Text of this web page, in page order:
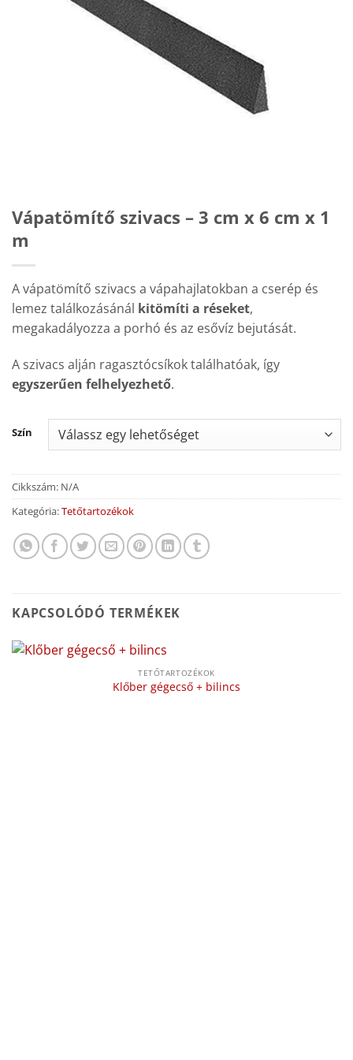
Vápatömítő szivacs – 3 cm x 6 cm x 1
m
A vápatömítő szivacs a vápahajlatokban a cserép és
lemez találkozásánál kitömíti a réseket,
megakadályozza a porhó és az esővíz bejutását.
A szivacs alján ragasztócsíkok találhatóak, így
egyszerűen felhelyezhető.
Szín
Cikkszám: N/A
Kategória:Tetőtartozékok
KAPCSOLÓDÓ TERMÉKEK
TETŐTARTOZÉKOK
Klőber gégecső + bilincs